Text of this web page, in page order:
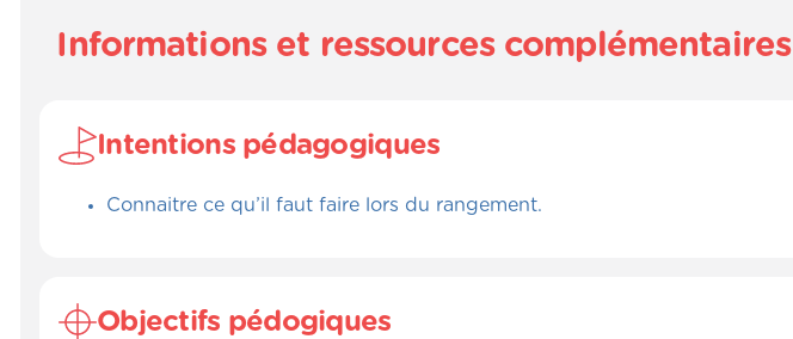
Informations et ressources complémentaires
Intentions pédagogiques
Connaitre ce qu’il faut faire lors du rangement.
Objectifs pédogiques